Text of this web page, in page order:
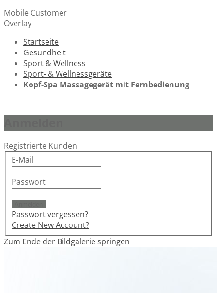
Mobile Customer
Overlay
Startseite
Gesundheit
Sport & Wellness
Sport- & Wellnessgeräte
Kopf-Spa Massagegerät mit Fernbedienung
Registrierte Kunden
E-Mail
Passwort
Passwort vergessen?
Create New Account?
Zum Ende der Bildgalerie springen